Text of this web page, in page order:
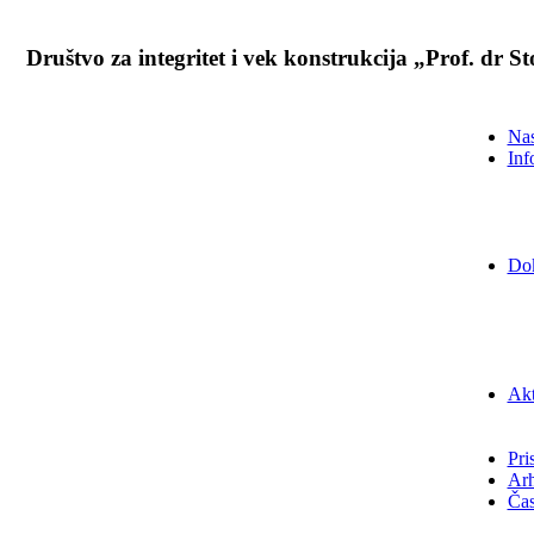
Društvo za integritet i vek konstrukcija „Prof. dr